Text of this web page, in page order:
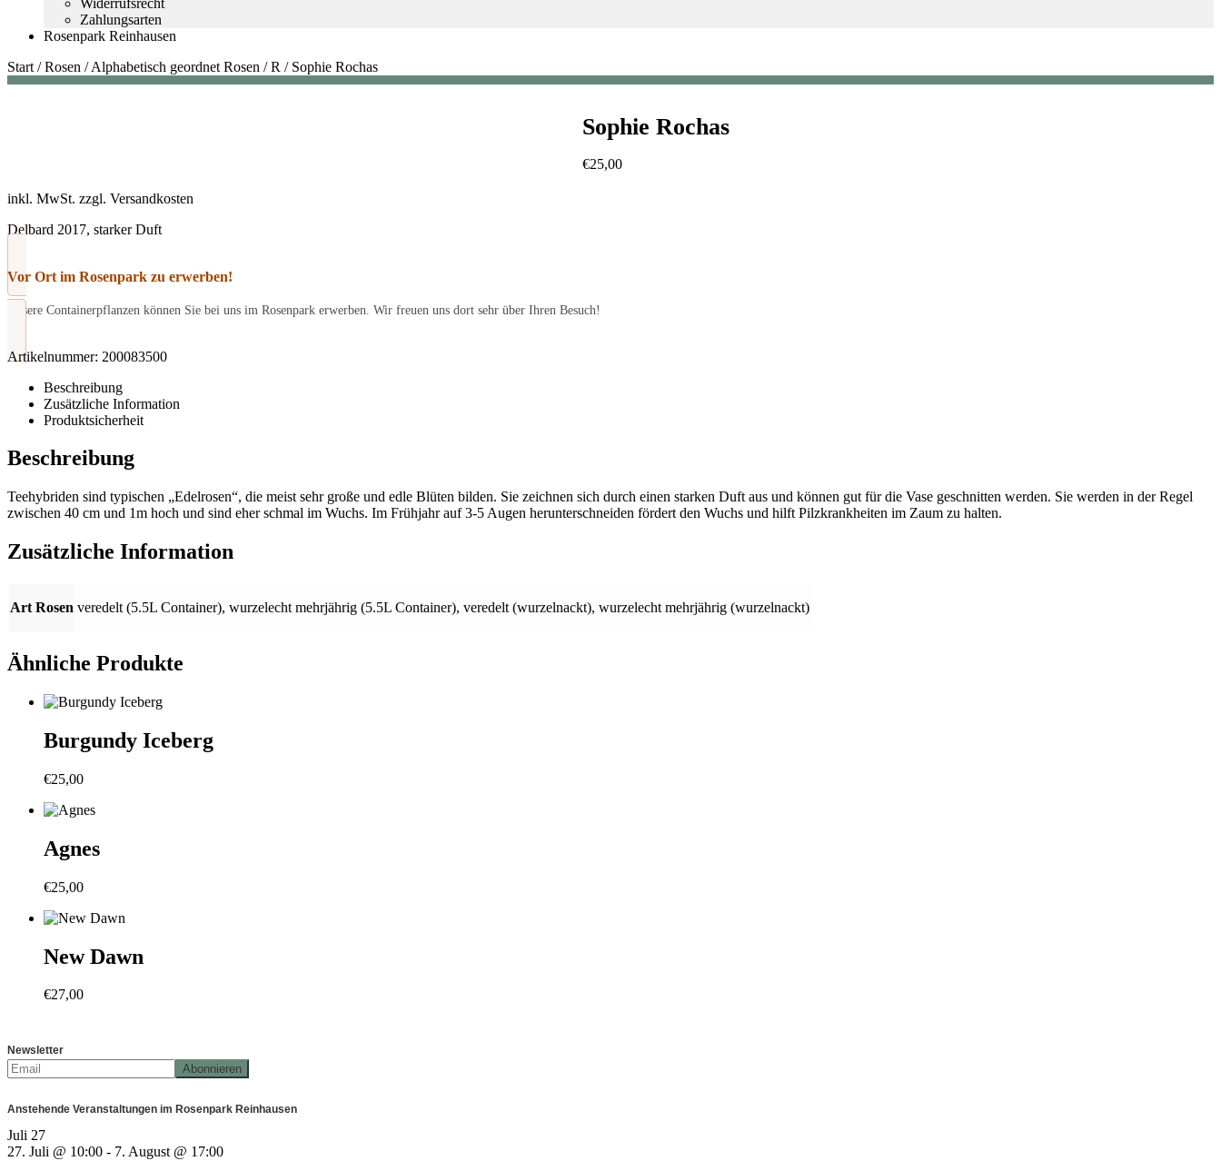
Widerrufsrecht
Zahlungsarten
Rosenpark Reinhausen
Start /Rosen /Alphabetisch geordnet Rosen /R / Sophie Rochas
Sophie Rochas
€25,00
inkl. MwSt. zzgl. Versandkosten
Delbard 2017, starker Duft
Vor Ort im Rosenpark zu erwerben!
Unsere Containerpflanzen können Sie bei uns im Rosenpark erwerben. Wir freuen uns dort sehr über Ihren Besuch!
Artikelnummer: 200083500
Beschreibung
Zusätzliche Information
Produktsicherheit
Beschreibung
Teehybriden sind typischen „Edelrosen“, die meist sehr große und edle Blüten bilden. Sie zeichnen sich durch einen starken Duft aus und können gut für die Vase geschnitten werden. Sie werden in der Regel
zwischen 40 cm und 1m hoch und sind eher schmal im Wuchs. Im Frühjahr auf 3-5 Augen herunterschneiden fördert den Wuchs und hilft Pilzkrankheiten im Zaum zu halten.
Zusätzliche Information
Art Rosen veredelt (5.5L Container), wurzelecht mehrjährig (5.5L Container), veredelt (wurzelnackt), wurzelecht mehrjährig (wurzelnackt)
Ähnliche Produkte
Burgundy Iceberg
€25,00
Agnes
€25,00
New Dawn
€27,00
Newsletter
Anstehende Veranstaltungen im Rosenpark Reinhausen
Juli 27
27. Juli @ 10:00 - 7. August @ 17:00